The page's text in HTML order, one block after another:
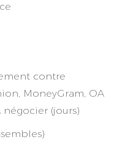
contre
MoneyGram, OA
négocier (jours)